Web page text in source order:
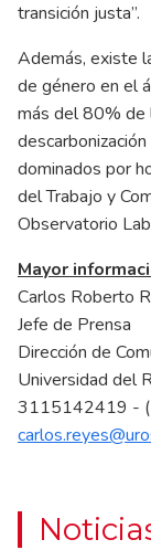
transición justa”.
Además, existe
de género en el
más del 80% de
dominados por
del Trabajo y
Observatorio
Mayor
Carlos Roberto
Jefe de Prensa
Dirección de
Universidad del
3115142419 -